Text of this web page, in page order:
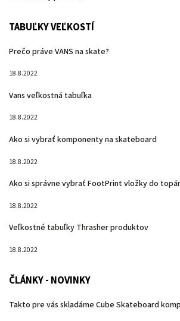
TABUĽKY VEĽKOSTÍ
Prečo práve VANS na skate?
18.8.2022
Vans veľkostná tabuľka
18.8.2022
Ako si vybrať komponenty na skateboard
18.8.2022
Ako si správne vybrať FootPrint vložky do
18.8.2022
Veľkostné tabuľky Thrasher produktov
18.8.2022
ČLÁNKY - NOVINKY
Takto pre vás skladáme Cube Skateboard